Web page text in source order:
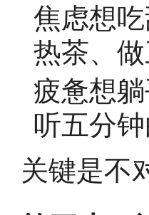
焦虑想
热茶、
疲惫想
听五分
关键是不